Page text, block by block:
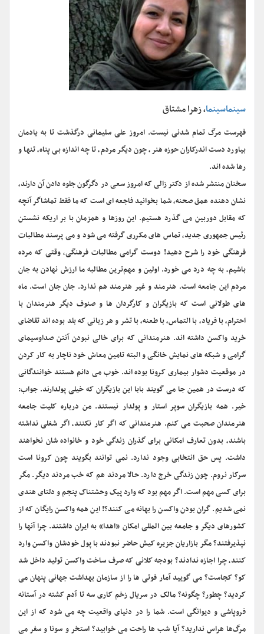
سینماسینما، زهرا مشتاق
فهرست مرگ تمام شدنی نیست. امروز علی سلیمانی درگذشت تا به یادمان
بیاورد دست اندرکاران حوزه هنر، چون دیگر مردم، تا چه اندازه بی پناه، تنها و
رها شده اند.
سخنان منتشر شده از دکتر زالی که امروز سعی در دگرگون جلوه دادن آن دارند،
نشان دهنده عمق صحنه، شما بخوانید فاجعه ای است که ما فقط تماشاگر آنچه
که مقابل دوربین می گذرد هستیم. این روزها و همزمان با بر اریکه نشستن
رئیس جمهوری جدید، تماس های مکرری گرفته می شود و می پرسند مطالبات
فرهنگی خود را شرح دهید! دوست گرامی مطالبات فرهنگی، وقتی که مرده
باشیم، به چه درد می خورد. اولین و مهم‌ترین مطالبه ما ارزش نهادن به جان
مردم این جامعه است. هنرمند و غیر هنرمند هم ندارد. جان جان است. ماه
های طولانی است که بازیگران و کارگردان ها و صنوف دیگر هنرمندان با
احترام، با فریاد، با التماس، با طعنه، با تشر و هر زبانی که بلد بوده اند تقاضای
خرید واکسن داشته اند. هنرمندانی که برای خالی نبودن آنتن صداوسیمای
گرامی و شبکه های نمایش خانگی و البته تامین معاش خود ناچار به کار کردن
در موقعیت دشوار بیماری کرونا بوده اند. خوب می دانم هستند خوانندگانی
که درست در همین جا می گویند بابا این بازیگران که خیلی پولدارند. جواب:
خیر. همه بازیگران سوپر استار و پولدار نیستند. من درباره کلیت جامعه
هنرمندان صحبت می کنم. هنرمندانی که اگر کار نکنند، اگر شغلی نداشته
باشند، بدون تعارف امکانی برای گذران زندگی خود و خانواده شان نخواهند
داشت. پس حق انتخابی وجود ندارد. نمی توانند بگویند چون کرونا است
سرکار نروم. چون زندگی خرج دارد. حالا مردند هم که خب مردند دیگر. مگر
برای کسی مهم است. اگر مهم بود که وارد پیک وحشتناک پنجم و دلتای هندی
نمی شدیم. گران بودن واکسن را بهانه می کنند؟! این همه واکسن رایگان که از
کشورهای دیگر و جامعه بین المللی امکان «اهدا» به ایران داشتند. چرا آنها را
نپذیرفتند؟ مگر بازاریان جزیره کیش حاضر نبودند با پول خودشان واکسن وارد
کنند، چرا اجازه ندادند؟ بودجه کلانی که صرف ساخت واکسن تولید داخل شد
کو؟ کجاست؟ می گویید آمار فوتی ها را از سازمان بهداشت جهانی پنهان می
کردید؟ چطور؟ چگونه؟ مالک در سریال زخم کاری سه تا آدم کشته در آستانه
فروپاشی و دیوانگی است. شما را در دنیای واقعیت چه می شود که از این
مرگ‌ها هراس ندارید؟ آیا شب ها راحت می خوابید؟ استخر و سونا و سفر می